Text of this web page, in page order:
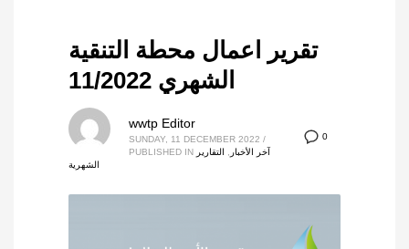
تقرير اعمال محطة التنقية
الشهري 11/2022
0
wwtp Editor
SUNDAY, 11 DECEMBER 2022 /
PUBLISHED IN
آخر الأخبار
التقارير
الشهرية